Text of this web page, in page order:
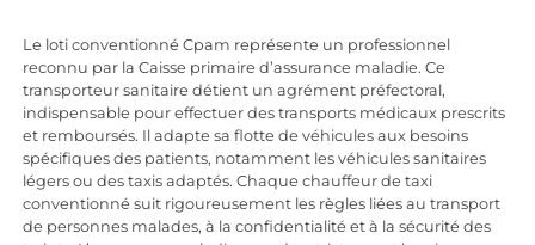
Le loti conventionné Cpam représente un professionnel
reconnu par la Caisse primaire d’assurance maladie. Ce
transporteur sanitaire détient un agrément préfectoral,
indispensable pour effectuer des transports médicaux prescrits
et remboursés. Il adapte sa flotte de véhicules aux besoins
spécifiques des patients, notamment les véhicules sanitaires
légers ou des taxis adaptés. Chaque chauffeur de taxi
conventionné suit rigoureusement les règles liées au transport
de personnes malades, à la confidentialité et à la sécurité des